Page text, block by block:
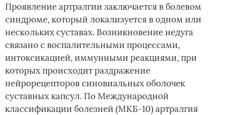
Проявление артралгии заключается в болевом
синдроме, который локализуется в одном или
нескольких суставах. Возникновение недуга
связано с воспалительными процессами,
интоксикацией, иммунными реакциями, при
которых происходит раздражение
нейрорецепторов синовиальных оболочек
суставных капсул. По Международной
классификации болезней (МКБ-10) артралгия